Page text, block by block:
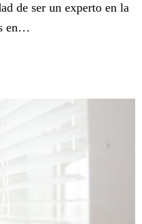
de ser un experto en la
en…